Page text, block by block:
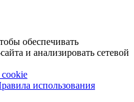
обеспечивать
и анализировать сетевой
использования